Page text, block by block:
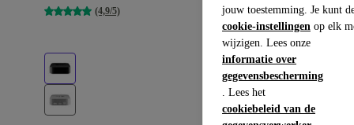
jouw toestemming. Je kunt
cookie-instellingen op elk
wijzigen. Lees onze
informatie over
gegevensbescherming
. Lees het
cookiebeleid van de
(4,9/5)